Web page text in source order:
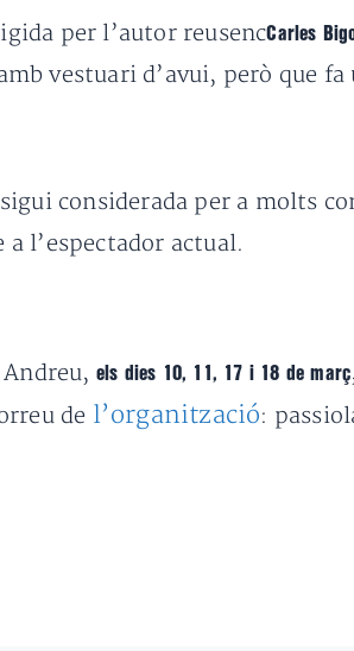
per l’autor reusencCarles
vestuari d’avui, però que
considerada per a molts
l’espectador actual.
els dies 10, 11, 17 i 18 de març
de l’organització: